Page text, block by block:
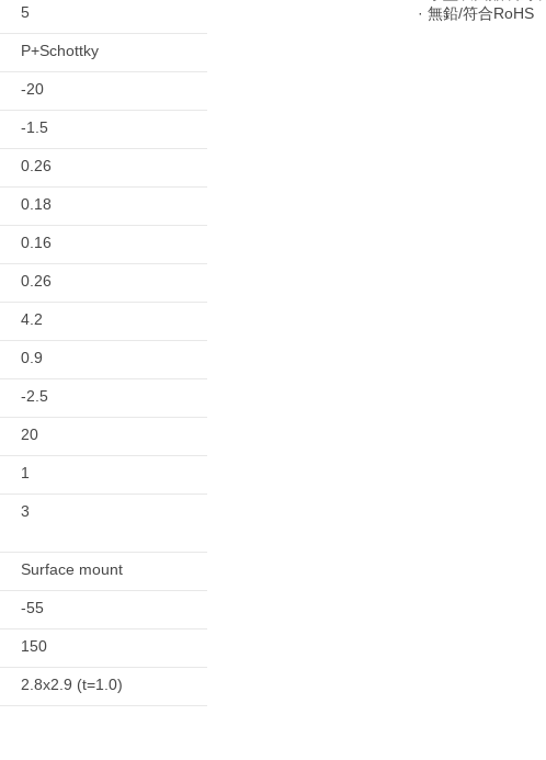
5
P+Schottky
-20
-1.5
0.26
0.18
0.16
0.26
4.2
0.9
-2.5
20
1
3
Surface mount
-55
150
2.8x2.9 (t=1.0)
· 無鉛/符合RoHS